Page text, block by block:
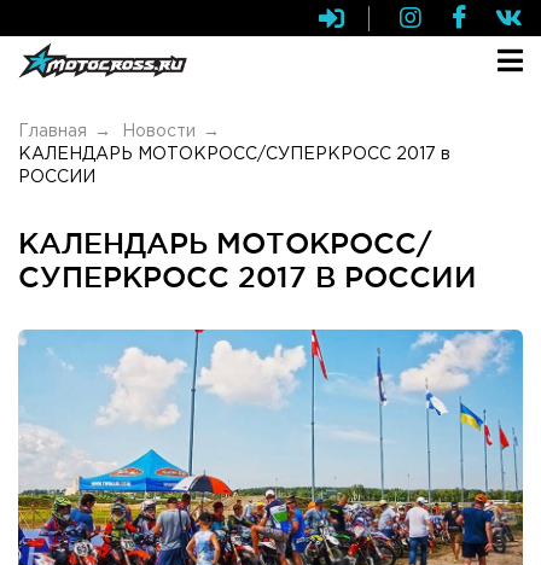
Главная
Новости
КАЛЕНДАРЬ МОТОКРОСС/СУПЕРКРОСС 2017 в
РОССИИ
КАЛЕНДАРЬ МОТОКРОСС/
СУПЕРКРОСС 2017 В РОССИИ